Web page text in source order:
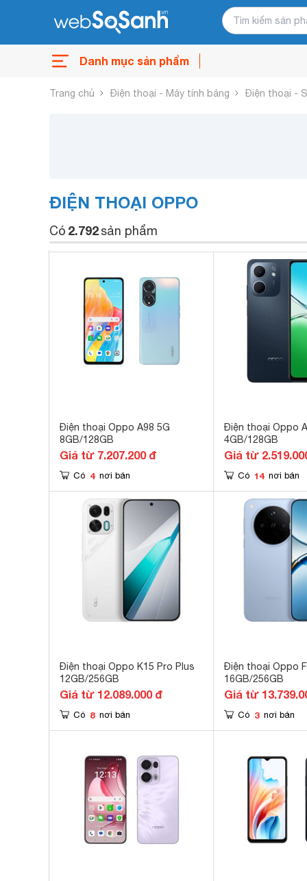
Danh mục sản phẩm
Trang chủ Điện thoại - Máy tính bảng Điện thoại -
ĐIỆN THOẠI OPPO
Có 2.792sản phẩm
Điện thoại Oppo A98 5G
8GB/128GB
Giá từ 7.207.200 đ
Có 4 nơi bán
Điện thoại Oppo
4GB/128GB
Giá từ
Có 14 nơi bán
Điện thoại Oppo K15 Pro Plus
12GB/256GB
Giá từ 12.089.000 đ
Có 8 nơi bán
Điện thoại Oppo
16GB/256GB
Giá từ
Có 3 nơi bán